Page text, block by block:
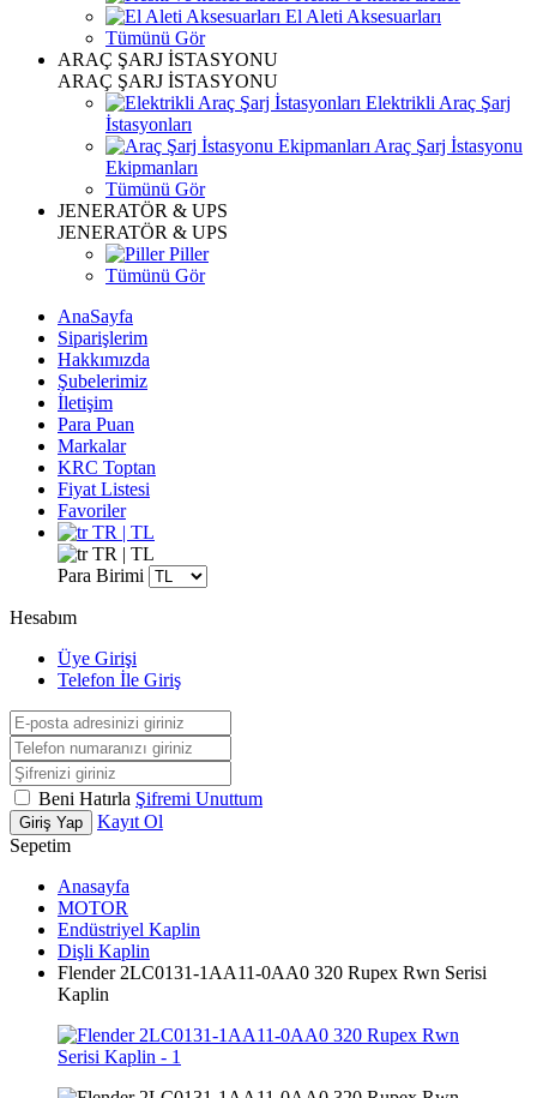
El Aleti Aksesuarları
Tümünü Gör
ARAÇ ŞARJ İSTASYONU
ARAÇ ŞARJ İSTASYONU
Elektrikli Araç Şarj
İstasyonları
Araç Şarj İstasyonu
Ekipmanları
Tümünü Gör
JENERATÖR & UPS
JENERATÖR & UPS
Piller
Tümünü Gör
AnaSayfa
Siparişlerim
Hakkımızda
Şubelerimiz
İletişim
Para Puan
Markalar
KRC Toptan
Fiyat Listesi
Favoriler
TR | TL
TR | TL
Para Birimi
Hesabım
Üye Girişi
Telefon İle Giriş
Beni Hatırla Şifremi Unuttum
Giriş Yap
Kayıt Ol
Sepetim
Anasayfa
MOTOR
Endüstriyel Kaplin
Dişli Kaplin
Flender 2LC0131-1AA11-0AA0 320 Rupex Rwn Serisi
Kaplin